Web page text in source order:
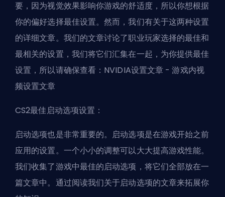
要，因为视觉效果影响你游戏的舒适度，所以你想根据
你的偏好选择最佳设置。然而，我们有关于这两种设置
的详细文章。我们的文章讨论了职业玩家选择的最佳和
最相关的设置，我们将它们汇集在一起，为你提供最佳
设置，所以请确保查看： NVIDIA设置文章 -游戏内视
频设置文章
CS2最佳启动选项设置：
启动选项也是非常重要的。启动选项是在游戏开始之前
应用的设置。一个小小的调整可以大大提高游戏性能。
我们收集了游戏中最佳的启动选项，将它们全部放在一
篇文章中。通过阅读我们关于启动选项的文章来拓展你